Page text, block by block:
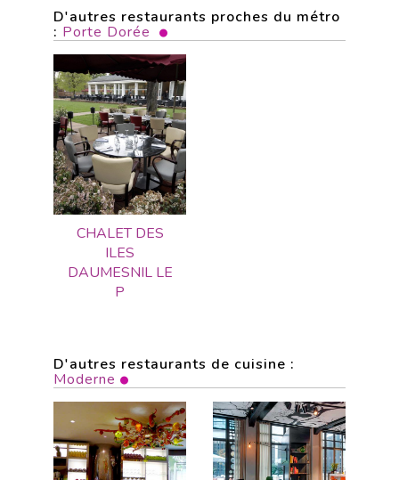
D'autres restaurants proches du métro
: Porte Dorée
CHALET DES
ILES
DAUMESNIL LE
P
D'autres restaurants de cuisine :
Moderne